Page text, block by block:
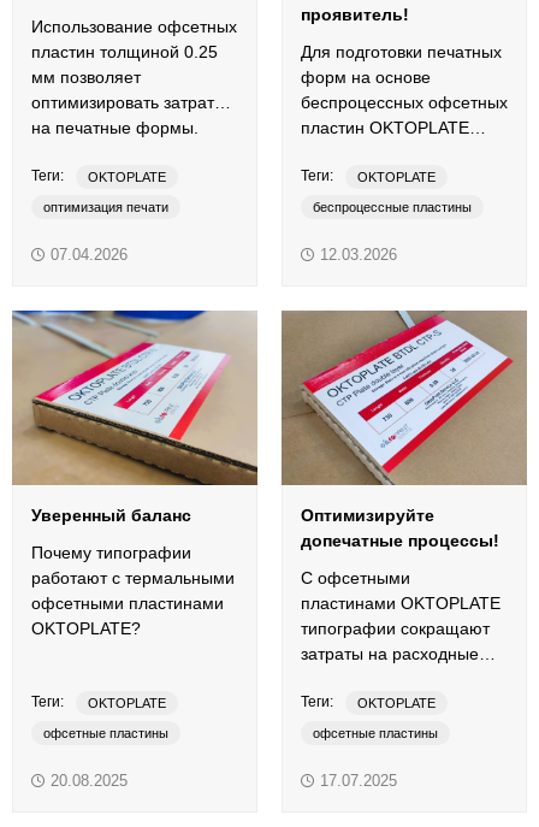
Использование офсетных
пластин толщиной 0.25
мм позволяет
оптимизировать затраты
на печатные формы.
Теги: OKTOPLATE
оптимизация печати
07.04.2026
проявитель!
Для подготовки печатных
форм на основе
беспроцессных офсетных
пластин OKTOPLATE
требуется только
экспонирующее CTP-
Теги: OKTOPLATE
беспроцессные пластины
12.03.2026
Уверенный баланс
Почему типографии
работают с термальными
офсетными пластинами
OKTOPLATE?
Теги: OKTOPLATE
офсетные пластины
20.08.2025
Оптимизируйте
допечатные процессы!
С офсетными
пластинами OKTOPLATE
типографии сокращают
затраты на расходные
обслуживание
оборудования.
Теги: OKTOPLATE
офсетные пластины
17.07.2025